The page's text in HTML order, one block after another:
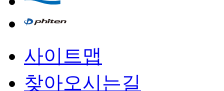
사이트맵
찾아오시는길